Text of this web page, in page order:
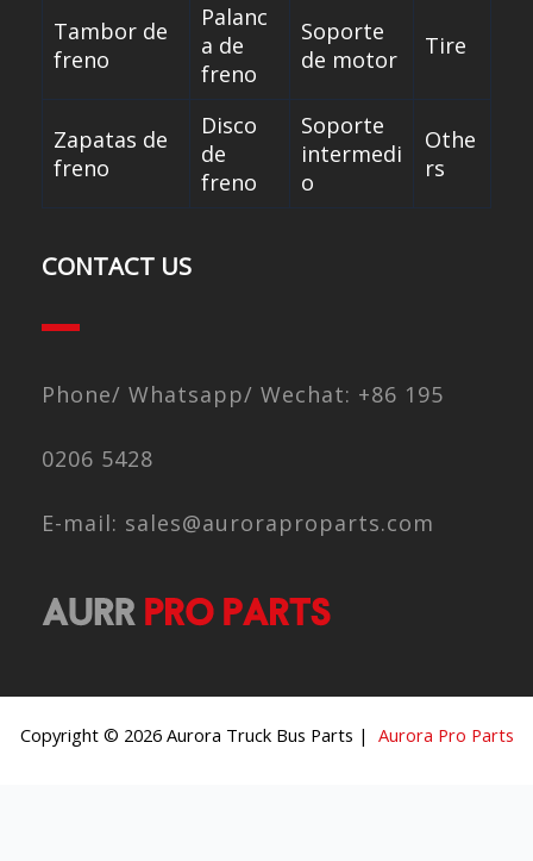
Tambor de
freno
Palanc
a de
freno
Soporte
de motor
Tire
Zapatas de
freno
Disco
de
freno
Soporte
intermedi
o
Othe
rs
CONTACT US
Phone/ Whatsapp/ Wechat: +86 195
0206 5428
E-mail: sales@auroraproparts.com
Copyright © 2026 Aurora Truck Bus Parts | Aurora Pro Parts